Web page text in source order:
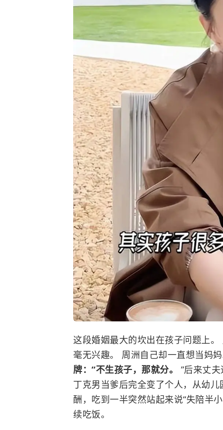
这段婚姻最大的坎出在孩子问题上
毫无兴趣。 周洲自己却一直想当妈妈
牌：“不生孩子，那就分。 ”后来丈
丁克男当爹后完全变了个人，从幼
酬，吃到一半突然站起来说“失陪半
续吃饭。